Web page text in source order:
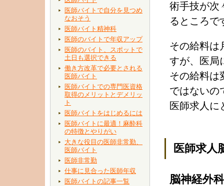
医師バイトで自分を見つめ
なおそう
医師バイト精神科
医師のバイトで年収アップ
医師のバイト、スポットで
土日も選択できる
働き方改革で必要とされる
医師バイト
医師バイトでの専門医資格
取得のメリットとデメリッ
ト
医師バイトをはじめるには
医師バイトに最適！麻酔科
の特徴とやりがい
大きな役目の医師非常勤、
医師バイト
医師非常勤
仕事に見合った医師年収
医師バイトの記事一覧
術手技が次
るところで
その給料は
すが、医局
その給料は
ではないの
医師求人に
医師求人
脳神経外